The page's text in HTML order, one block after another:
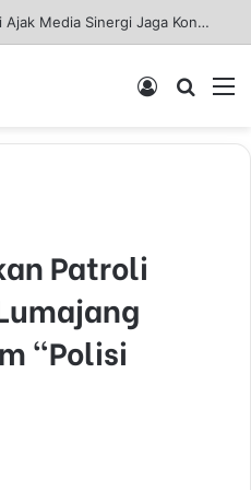
Kapolres Gresik Tegaskan Komitmen Polri Dukung Pendidikan Berkualitas
Log In
Patroli
“Polisi